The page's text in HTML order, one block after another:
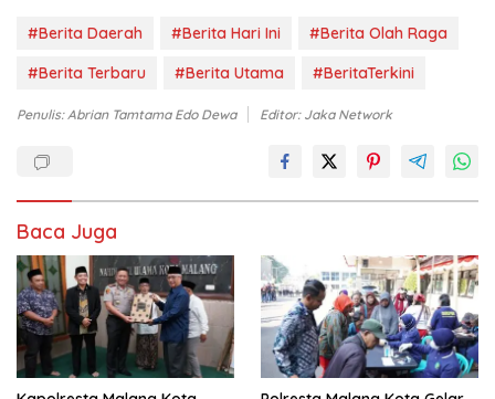
#Berita Daerah #Berita Hari Ini
#Berita Olah Raga
#Berita Terbaru
#Berita Utama #BeritaTerkini
Penulis: Abrian Tamtama Edo Dewa Editor: Jaka Network
Baca Juga